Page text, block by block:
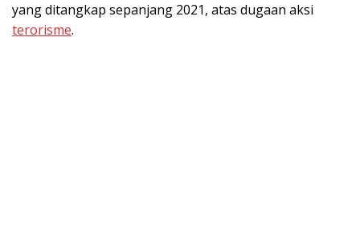
yang ditangkap sepanjang 2021, atas dugaan aksi
terorisme.